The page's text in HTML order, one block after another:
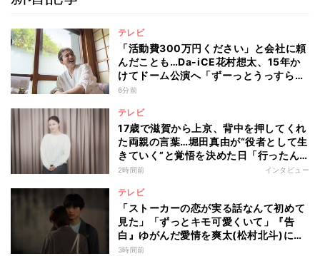
テレビ
「活動費300万円ください」と会社に頼
んだことも…Da-iCE花村想太、15年か
けてドーム公演へ「ずーっとうっすらや
けど右肩上がり続けられていた」
6分前
テレビ
17歳で滋賀から上京、背中を押してくれ
た両親の言葉…堀田真由が“役者として生
きていく”と覚悟を決めた日「行ったん
やったら、もう帰られへんな」
2時間前 インタビュー
テレビ
「ストーカーの恋が実る話なんて初めて
見た」「ずっとキモ可愛くいて」『告
白』ゆがんだ愛情を爽太(松村北斗)に向
ける視聴者の声
3時間前